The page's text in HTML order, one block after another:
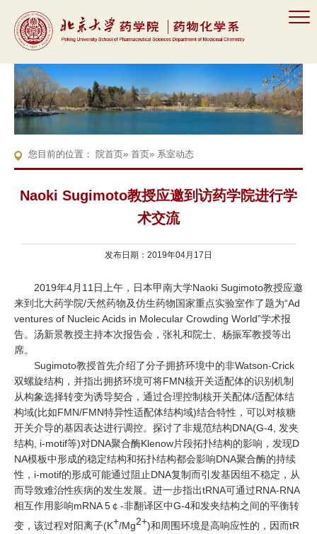
您目前的位置： 院首页» 首页» 系室动态
Naoki Sugimoto教授应邀到访药学院进行学
术交流
发布日期：2019年04月17日
2019年4月11日上午，日本甲南大学Naoki Sugimoto教授应邀
来到北大药学院/天然药物及仿生药物国家重点实验室作了题为“Ad
ventures of Nucleic Acids in Molecular Crowding World”学术报
告。汤新景教授主持本次报告会，张礼和院士、杨振军教授等出
席。
Sugimoto教授首先介绍了分子拥挤环境中的非Watson-Crick
双螺旋结构，并指出拥挤环境可将FMN核开关适配体的识别机制
从构象选择转变为诱导契合，通过合理控制核开关配体/适配体结
构域(比如FMN/FMN特异性适配体结构域)结合特性，可以对核糖
开关介导的基因表达进行调控。探讨了非规范结构DNA(G-4, 发夹
结构, i-motif等)对DNA聚合酶Klenow片段拓扑结构的影响，发现D
NA模板中形成的稳定结构和拓扑结构都会影响DNA聚合酶的持续
性，i-motif的形成可能通过阻止DNA复制而引发基因组不稳定，从
而导致难治性疾病的发生发展。进一步指出tRNA可通过RNA-RNA
相互作用影响mRNA 5￠-非翻译区中G-4和发夹结构之间的平衡转
变，该过程对阳离子(K+/Mg2+)和周围环境是高响应性的，因而tR